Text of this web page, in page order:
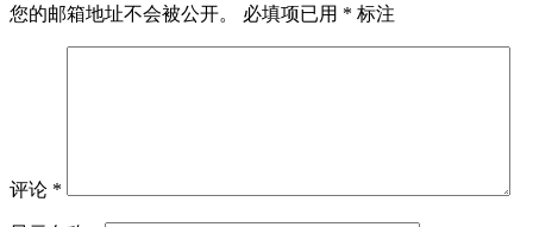
您的邮箱地址不会被公开。 必填项已用 * 标注
评论 *